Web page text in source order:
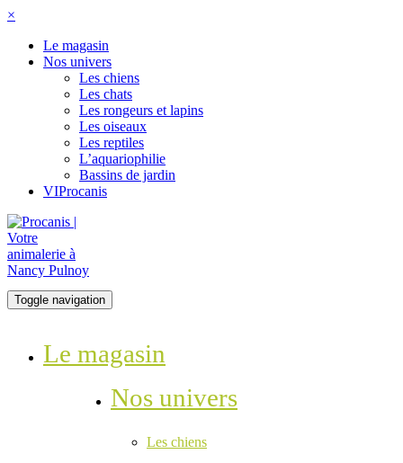
×
Le magasin
Nos univers
Les chiens
Les chats
Les rongeurs et lapins
Les oiseaux
Les reptiles
L’aquariophilie
Bassins de jardin
VIProcanis
Toggle navigation
Le magasin
Nos univers
Les chiens